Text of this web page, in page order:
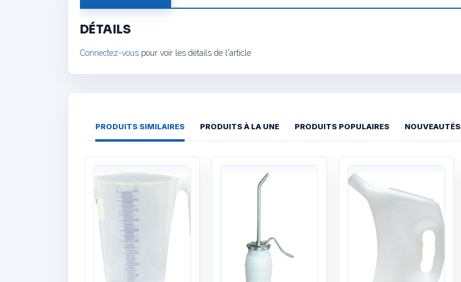
DÉTAILS
Connectez-vous pour voir les détails de l'article
PRODUITS SIMILAIRES PRODUITS À LA UNE PRODUITS POPULAIRES NOUVEAUTÉS
Quick View